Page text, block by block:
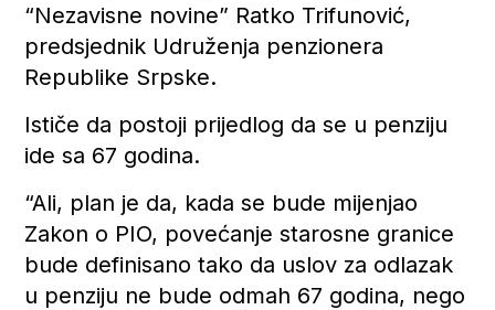
“Nezavisne novine” Ratko Trifunović,
predsjednik Udruženja penzionera
Republike Srpske.
Ističe da postoji prijedlog da se u penziju
ide sa 67 godina.
“Ali, plan je da, kada se bude mijenjao
Zakon o PIO, povećanje starosne granice
bude definisano tako da uslov za odlazak
u penziju ne bude odmah 67 godina, nego